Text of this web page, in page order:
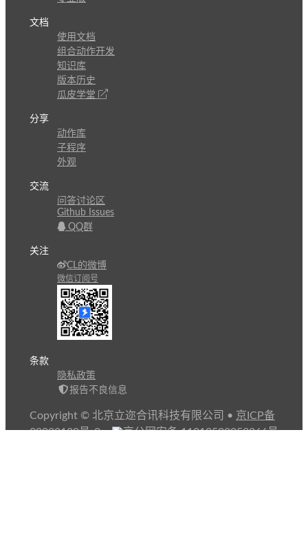
文档
使用文档
组合动作开发
知识库
版本历史
瓜皮学堂
分享
动作库
子程序
外观
交流
问答讨论区
Github Issues
QQ群
关注
CL的微博
微信订阅号
条款
隐私政策
报告不良信息
Copyright © 北京立迩合讯科技有限公司 • 京ICP备
09022189号-8• 京公网安备 11010502053266号